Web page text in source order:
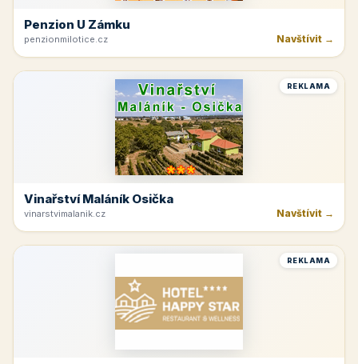
Penzion U Zámku
penzionmilotice.cz Navštívit →
REKLAMA
Vinařství Maláník Osička
vinarstvimalanik.cz Navštívit →
REKLAMA